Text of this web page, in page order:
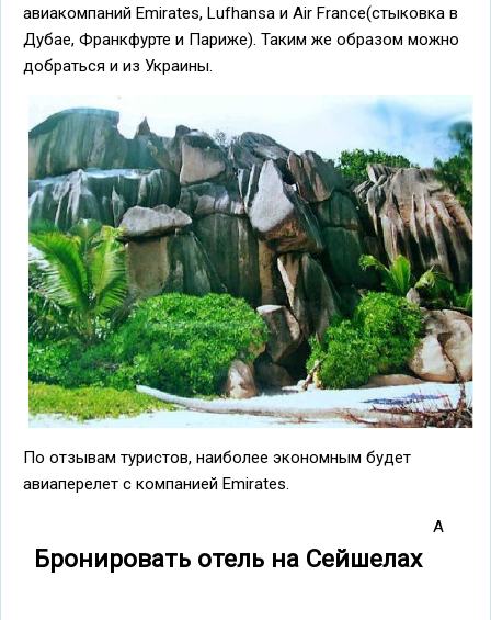
авиакомпаний Emirates, Lufhansa и Air France(стыковка в
Дубае, Франкфурте и Париже). Таким же образом можно
добраться и из Украины.
По отзывам туристов, наиболее экономным будет
авиаперелет с компанией Emirates.
Бронировать отель на Сейшелах
А